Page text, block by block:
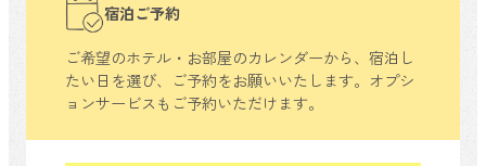
宿泊ご予約
ご希望のホテル・お部屋のカレンダーから、 宿泊し
たい日を選び、ご予約をお願いいたします。 オプシ
ョンサービスもご予約いただけます。